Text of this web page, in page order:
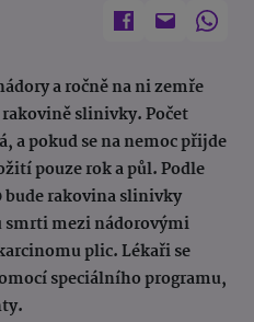
a ročně na ni zemře
rakovině slinivky. Počet
a pokud se na nemoc přijde
pouze rok a půl. Podle
bude rakovina slinivky
smrti mezi nádorovými
plic. Lékaři se
speciálního programu,